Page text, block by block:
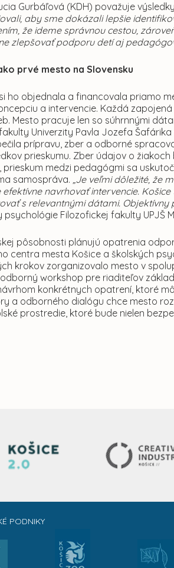
Gurbáľová (KDH) považuje
aby sme dokázali lepšie
že ideme správnou cestou,
zlepšovať podporu detí aj
prvé mesto na Slovensku
ho objednala a financovala priamo
a intervencie. Každá
Mesto pracuje len so súhrnnými
Univerzity Pavla Jozefa
prípravu, zber a odborné
prieskumu. Zber údajov o
medzi pedagógmi sa
samospráva.„Je veľmi dôležité, že
navrhovať intervencie.
s relevantnými dátami.
Filozofickej fakulty UPJŠ
pôsobnosti plánujú opatrenia
centra mesta Košice a školských
krokov zorganizovalo mesto v
workshop pre riaditeľov
konkrétnych opatrení, ktoré
a odborného dialógu chce mesto
prostredie, ktoré bude nielen
PODNIKY